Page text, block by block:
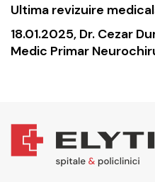
Ultima revizuire
18.01.2025, Dr. Cezar
Medic Primar